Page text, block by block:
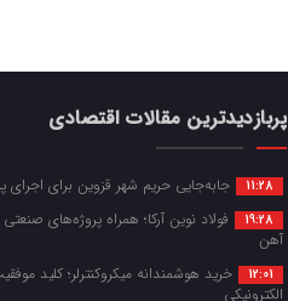
پربازدیدترین مقالات اقتصادی
11:28 جابه‌جایی حریم شهر قزوین برای اجرای
19:28
فولاد نوین آرکا؛ همراه پروژه‌های
آهن
12:01
خرید هوشمندانه میکروکنترلر؛ کلید
الکترونیکی